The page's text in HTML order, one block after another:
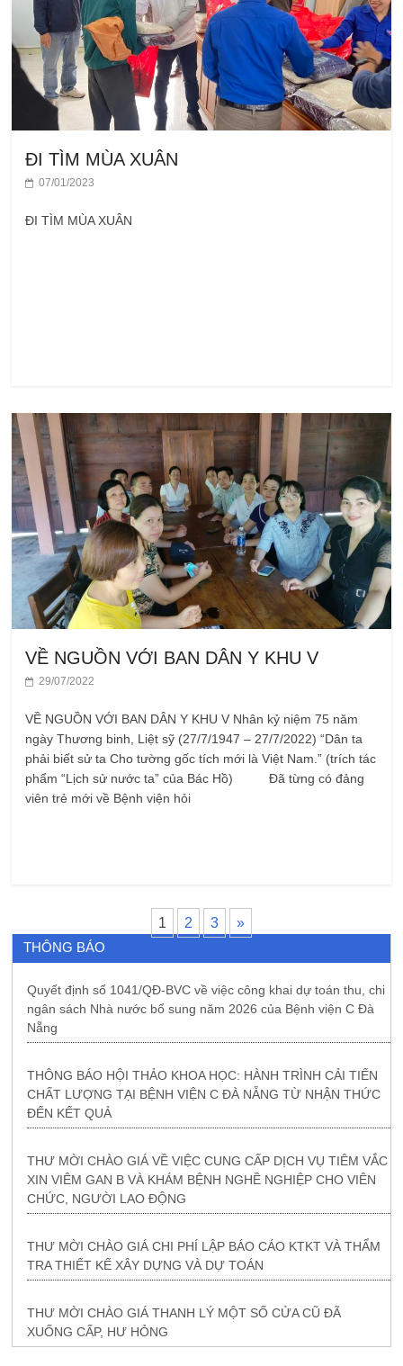
ĐI TÌM MÙA XUÂN
07/01/2023
ĐI TÌM MÙA XUÂN
VỀ NGUỒN VỚI BAN DÂN Y KHU V
29/07/2022
VỀ NGUỒN VỚI BAN DÂN Y KHU V Nhân kỷ niệm 75 năm
ngày Thương binh, Liệt sỹ (27/7/1947 – 27/7/2022) “Dân ta
phải biết sử ta Cho tường gốc tích mới là Việt Nam.” (trích tác
phẩm “Lịch sử nước ta” của Bác Hồ) Đã từng có đảng
viên trẻ mới về Bệnh viện hỏi
1 2 3
»
THÔNG BÁO
Quyết định số 1041/QĐ-BVC về việc công khai dự toán thu, chi
ngân sách Nhà nước bổ sung năm 2026 của Bệnh viện C Đà
Nẵng
THÔNG BÁO HỘI THẢO KHOA HỌC: HÀNH TRÌNH CẢI TIẾN
CHẤT LƯỢNG TẠI BỆNH VIỆN C ĐÀ NẴNG TỪ NHẬN THỨC
ĐẾN KẾT QUẢ
THƯ MỜI CHÀO GIÁ VỀ VIỆC CUNG CẤP DỊCH VỤ TIÊM VẮC
XIN VIÊM GAN B VÀ KHÁM BỆNH NGHỀ NGHIỆP CHO VIÊN
CHỨC, NGƯỜI LAO ĐỘNG
THƯ MỜI CHÀO GIÁ CHI PHÍ LẬP BÁO CÁO KTKT VÀ THẨM
TRA THIẾT KẾ XÂY DỰNG VÀ DỰ TOÁN
THƯ MỜI CHÀO GIÁ THANH LÝ MỘT SỐ CỬA CŨ ĐÃ
XUỐNG CẤP, HƯ HỎNG